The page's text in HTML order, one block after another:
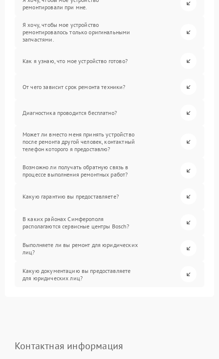
ремонтировали при мне.
Я хочу, чтобы мое устройство
ремонтировалось только оригинальными
запчастями.
Как я узнаю, что мое устройство готово?
От чего зависит срок ремонта техники?
Диагностика проводится бесплатно?
Может ли вместо меня принять устройство
после ремонта другой человек, контактный
телефон которого я предоставлю?
Возможно ли получать обратную связь в
процессе выполнения ремонтных работ?
Какую гарантию вы предоставляете?
В каких районах Симферополя
располагаются сервисные центры Bosch?
Выполняете ли вы ремонт для юридических
лиц?
Какую документацию вы предоставляете
для юридических лиц?
Контактная информация